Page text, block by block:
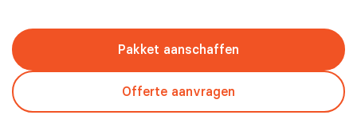
Pakket aanschaffen
Offerte aanvragen